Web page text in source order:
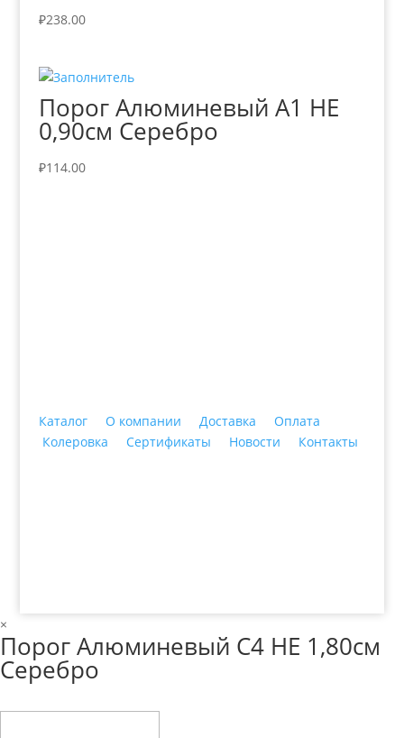
₽238.00
Порог Алюминевый А1 HЕ
0,90см Серебро
₽114.00
Каталог О компании Доставка
Оплата
Колеровка
Сертификаты Новости Контакты
×
Порог Алюминевый С4 НЕ 1,80см
Серебро